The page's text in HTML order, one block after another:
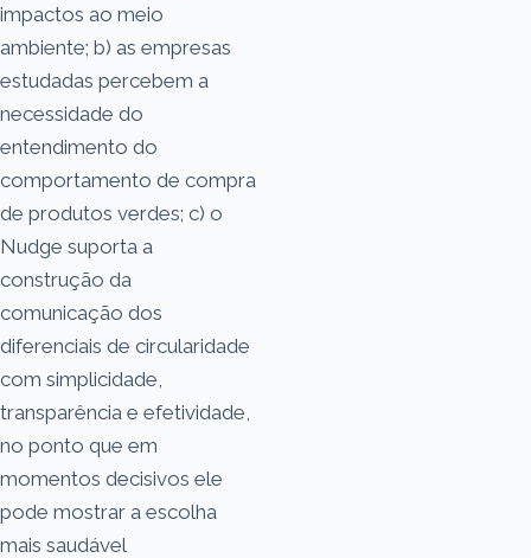
impactos ao meio
ambiente; b) as empresas
estudadas percebem a
necessidade do
entendimento do
comportamento de compra
de produtos verdes; c) o
Nudge suporta a
construção da
comunicação dos
diferenciais de circularidade
com simplicidade,
transparência e efetividade,
no ponto que em
momentos decisivos ele
pode mostrar a escolha
mais saudável